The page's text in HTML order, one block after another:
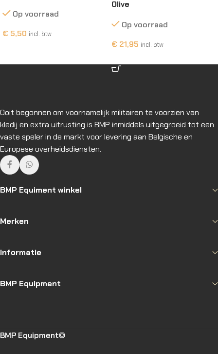
Op voorraad
€ 5,50 incl. btw
Olive
Op voorraad
€ 21,95 incl. btw
Ooit begonnen om voornamelijk militairen te voorzien van
kledij en extra uitrusting is BMP inmiddels uitgegroeid tot een
vaste speler in de markt voor levering aan Belgische en
Europese overheidsdiensten.
BMP Equiment winkel
Merken
Informatie
BMP Equipment
BMP Equipment©